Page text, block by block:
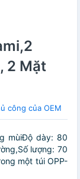
2 Mặt
công của OEM
mùiĐộ dày: 80
lượng: 70
một túi OPP-